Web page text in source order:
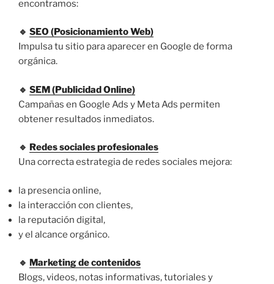
encontramos:
🔹 SEO (Posicionamiento Web)
Impulsa tu sitio para aparecer en Google de forma
orgánica.
🔹 SEM (Publicidad Online)
Campañas en Google Ads y Meta Ads permiten
obtener resultados inmediatos.
🔹 Redes sociales profesionales
Una correcta estrategia de redes sociales mejora:
la presencia online,
la interacción con clientes,
la reputación digital,
y el alcance orgánico.
🔹 Marketing de contenidos
Blogs, videos, notas informativas, tutoriales y